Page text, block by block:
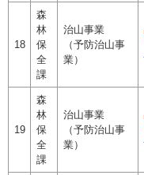
18
森
林
保
全
課
治山事業
（予防治山事
業）
19
森
林
保
全
課
治山事業
（予防治山事
業）